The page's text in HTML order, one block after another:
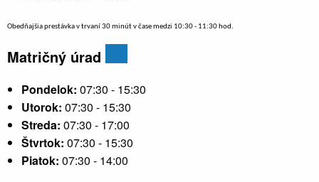
Obedňajšia prestávka v trvaní 30 minút v čase medzi 10:30 - 11:30 hod.
Matričný úrad
Pondelok: 07:30 - 15:30
Utorok: 07:30 - 15:30
Streda: 07:30 - 17:00
Štvrtok: 07:30 - 15:30
Piatok: 07:30 - 14:00